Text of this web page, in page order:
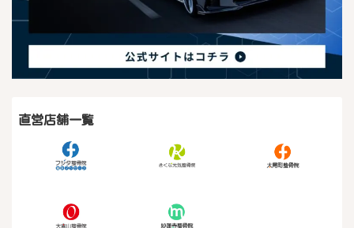
直営店舗一覧